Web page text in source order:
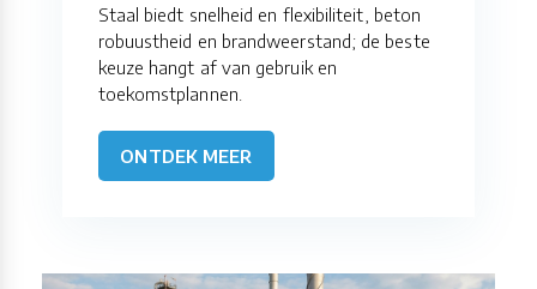
Staal biedt snelheid en flexibiliteit, beton
robuustheid en brandweerstand; de beste
keuze hangt af van gebruik en
toekomstplannen.
ONTDEK MEER